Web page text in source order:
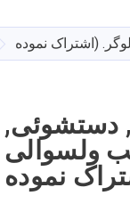
دستشوئی,
ها برای 2 باب مکاتب ولسوالی
نموده